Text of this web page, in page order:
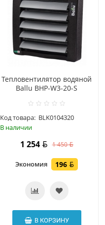
Тепловентилятор водяной
Ballu BHP-W3-20-S
Код товара: BLK0104320
В наличии
1 254 1 450
Экономия 196
В КОРЗИНУ